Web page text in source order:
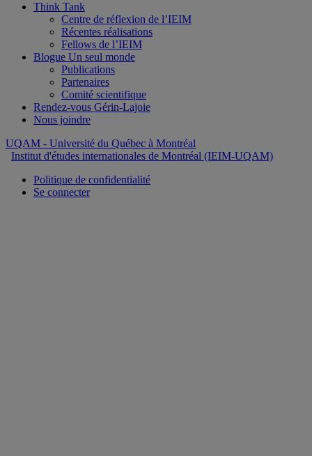
Think Tank
Centre de réflexion de l’IEIM
Récentes réalisations
Fellows de l’IEIM
Blogue Un seul monde
Publications
Partenaires
Comité scientifique
Rendez-vous Gérin-Lajoie
Nous joindre
UQAM - Université du Québec à Montréal
Institut d'études internationales de Montréal (IEIM-UQAM)
Politique de confidentialité
Se connecter